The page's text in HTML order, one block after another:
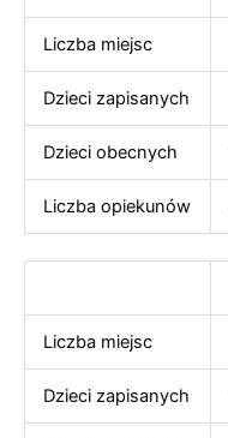
Liczba miejsc
Dzieci zapisanych
Dzieci obecnych
Liczba opiekunów
Liczba miejsc
Dzieci zapisanych